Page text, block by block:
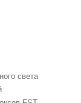
света